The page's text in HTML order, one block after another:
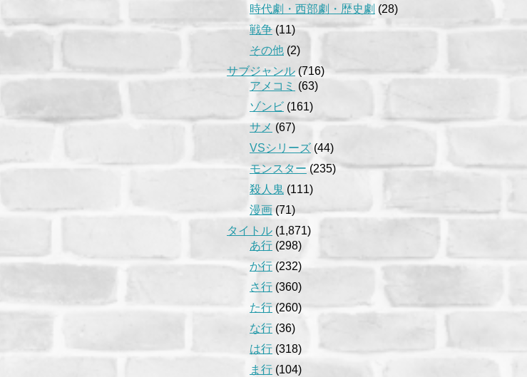
時代劇・西部劇・歴史劇 (28)
戦争 (11)
その他 (2)
サブジャンル (716)
アメコミ (63)
ゾンビ (161)
サメ (67)
VSシリーズ (44)
モンスター (235)
殺人鬼 (111)
漫画 (71)
タイトル (1,871)
あ行 (298)
か行 (232)
さ行 (360)
た行 (260)
な行 (36)
は行 (318)
ま行 (104)